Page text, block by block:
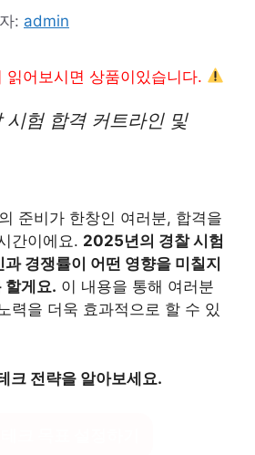
: admin
읽어보시면 상품이있습니다.
험 합격 커트라인 및
준비가 한창인 여러분, 합격을
간이에요. 2025년의 경찰 시험
경쟁률이 어떤 영향을 미칠지
할게요. 이 내용을 통해 여러분
력을 더욱 효과적으로 할 수 있
크 전략을 알아보세요.